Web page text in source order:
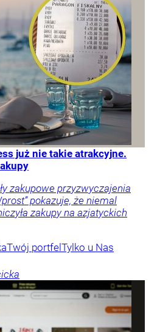
już nie takie atrakcyjne.
zakupowe przyzwyczajenia
pokazuje, że niemal
zakupy na azjatyckich
Twój portfel Tylko u Nas